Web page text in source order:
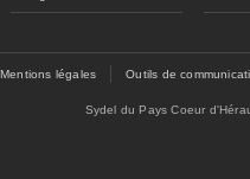
Mentions légales Outils de
Sydel du Pays Coeur